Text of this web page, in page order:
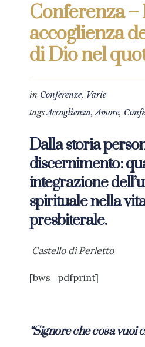
Conferenza
accoglienza
di Dio nel
in Conferenze, Varie
tagsAccoglienza,Amore,
Dalla storia
discernimento:
integrazione
spirituale nella
presbiterale.
Castello di Perletto
[bws_pdfprint]
“Signore che cosa vuoi